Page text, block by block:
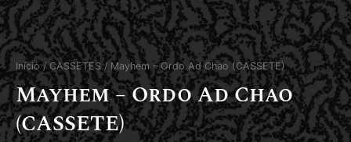
Início/CASSETES/ Mayhem – Ordo Ad Chao (CASSETE)
Mayhem – Ordo Ad Chao
(CASSETE)